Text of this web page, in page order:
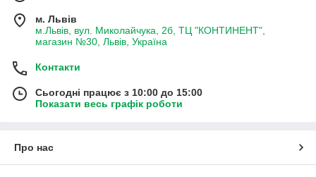
м. Львів
м.Львів, вул. Миколайчука, 2б, ТЦ "КОНТИНЕНТ",
магазин №30, Львів, Україна
Контакти
Сьогодні працює з 10:00 до 15:00
Показати весь графік роботи
Про нас